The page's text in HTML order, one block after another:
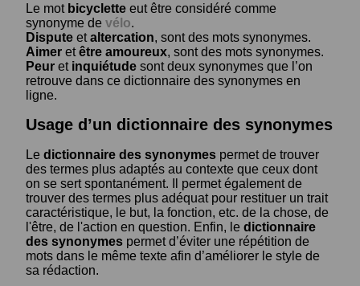
Le mot bicyclette eut être considéré comme
synonyme de vélo.
Dispute etaltercation, sont des mots synonymes.
Aimer etêtre amoureux, sont des mots synonymes.
Peur et inquiétude sont deux synonymes que l’on
retrouve dans ce dictionnaire des synonymes en
ligne.
Usage d’un dictionnaire des synonymes
Le dictionnaire des synonymes permet de trouver
des termes plus adaptés au contexte que ceux dont
on se sert spontanément. Il permet également de
trouver des termes plus adéquat pour restituer un trait
caractéristique, le but, la fonction, etc. de la chose, de
l'être, de l'action en question. Enfin, le dictionnaire
des synonymes permet d’éviter une répétition de
mots dans le même texte afin d’améliorer le style de
sa rédaction.